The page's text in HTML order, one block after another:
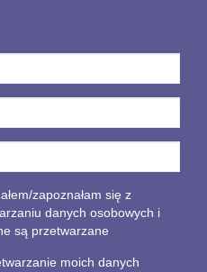
zapoznałam się z
danych osobowych i
są przetwarzane
moich danych